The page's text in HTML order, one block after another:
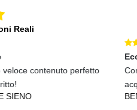
Reali
contenuto perfetto